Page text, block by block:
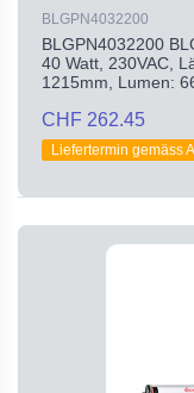
BLGPN4032200
BLGPN4032200
40 Watt, 230VAC,
1215mm, Lumen:
CHF 262.45
Liefertermin gemäss